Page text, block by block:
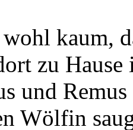
kaum,
zu
und
Wölfin